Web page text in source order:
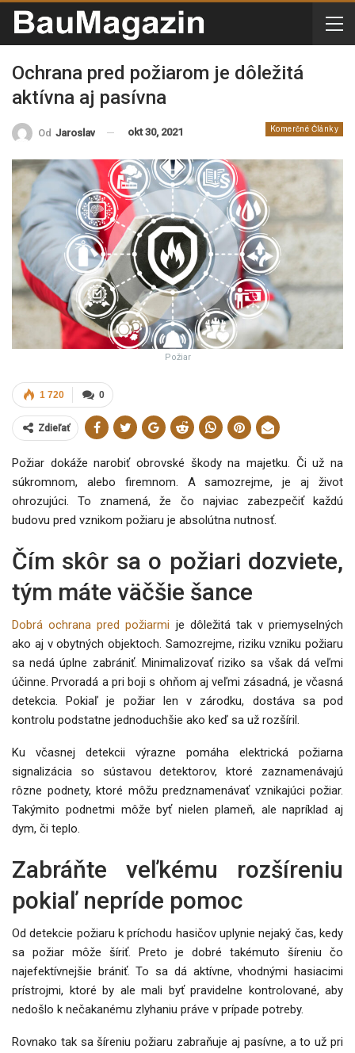
Ochrana pred požiarom je dôležitá
aktívna aj pasívna
Komerčné Články
Od Jaroslav okt 30, 2021
Požiar
0
1 720
Zdieľať
Požiar dokáže narobiť obrovské škody na majetku. Či už na
súkromnom, alebo firemnom. A samozrejme, je aj život
ohrozujúci. To znamená, že čo najviac zabezpečiť každú
budovu pred vznikom požiaru je absolútna nutnosť.
Čím skôr sa o požiari dozviete,
tým máte väčšie šance
Dobrá ochrana pred požiarmi je dôležitá tak v priemyselných
ako aj v obytných objektoch. Samozrejme, riziku vzniku požiaru
sa nedá úplne zabrániť. Minimalizovať riziko sa však dá veľmi
účinne. Prvoradá a pri boji s ohňom aj veľmi zásadná, je včasná
detekcia. Pokiaľ je požiar len v zárodku, dostáva sa pod
kontrolu podstatne jednoduchšie ako keď sa už rozšíril.
Ku včasnej detekcii výrazne pomáha elektrická požiarna
signalizácia so sústavou detektorov, ktoré zaznamenávajú
rôzne podnety, ktoré môžu predznamenávať vznikajúci požiar.
Takýmito podnetmi môže byť nielen plameň, ale napríklad aj
dym, či teplo.
Zabráňte veľkému rozšíreniu
pokiaľ nepríde pomoc
Od detekcie požiaru k príchodu hasičov uplynie nejaký čas, kedy
sa požiar môže šíriť. Preto je dobré takémuto šíreniu čo
najefektívnejšie brániť. To sa dá aktívne, vhodnými hasiacimi
prístrojmi, ktoré by ale mali byť pravidelne kontrolované, aby
nedošlo k nečakanému zlyhaniu práve v prípade potreby.
Rovnako tak sa šíreniu požiaru zabraňuje aj pasívne, a to už pri